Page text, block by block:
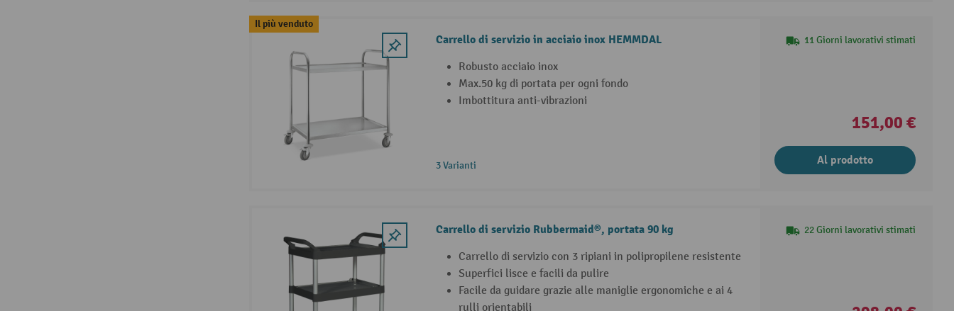
Il più venduto
Carrello di servizio in acciaio inox HEMMDAL
Robusto acciaio inox
Max.50 kg di portata per ogni fondo
Imbottitura anti-vibrazioni
3 Varianti
11 Giorni lavorativi stimati
151,00 €
Al prodotto
Carrello di servizio Rubbermaid®, portata 90 kg
Carrello di servizio con 3 ripiani in polipropilene resistente
Superfici lisce e facili da pulire
Facile da guidare grazie alle maniglie ergonomiche e ai 4
rulli orientabili
22 Giorni lavorativi stimati